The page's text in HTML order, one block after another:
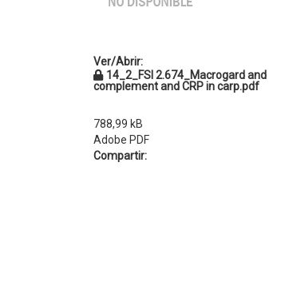
Ver/Abrir:
14_2_FSI 2.674_Macrogard and
complement and CRP in carp.pdf
788,99 kB
Adobe PDF
Compartir: